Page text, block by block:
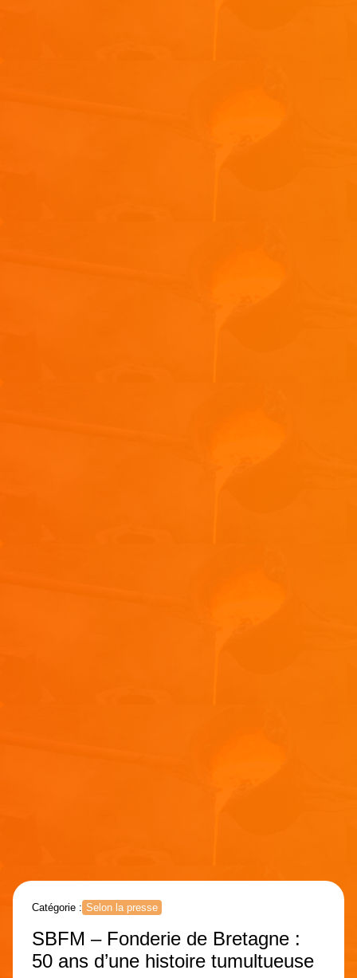
Catégorie : Selon la presse
SBFM – Fonderie de Bretagne :
50 ans d’une histoire tumultueuse